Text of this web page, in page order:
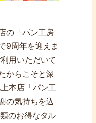
の「パン工房
9周年を迎えま
用いただいて
からこそと深
本店「パン工
の気持ちを込
のお得なタル